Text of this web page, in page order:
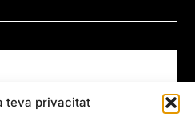
teva privacitat